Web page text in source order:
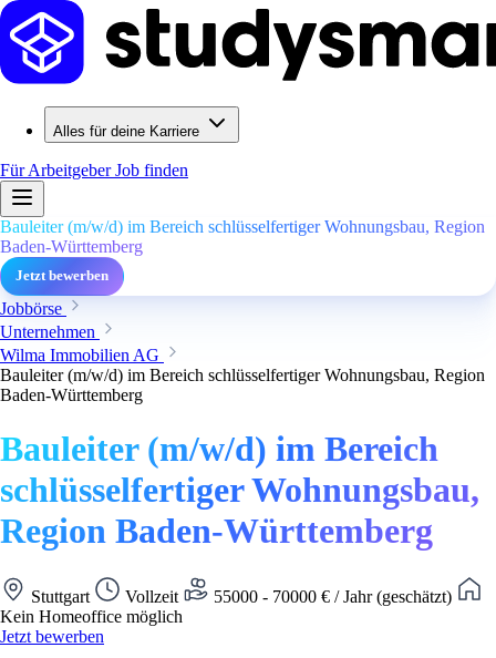
Alles für deine Karriere
Für ArbeitgeberJob finden
Bauleiter (m/w/d) im Bereich schlüsselfertiger Wohnungsbau, Region
Baden-Württemberg
Jetzt bewerben
Jobbörse
Unternehmen
Wilma Immobilien AG
Bauleiter (m/w/d) im Bereich schlüsselfertiger Wohnungsbau, Region
Baden-Württemberg
Bauleiter (m/w/d) im Bereich
schlüsselfertiger Wohnungsbau,
Region Baden-Württemberg
Stuttgart Vollzeit
55000 - 70000 € / Jahr (geschätzt)
Kein Homeoffice möglich
Jetzt bewerben